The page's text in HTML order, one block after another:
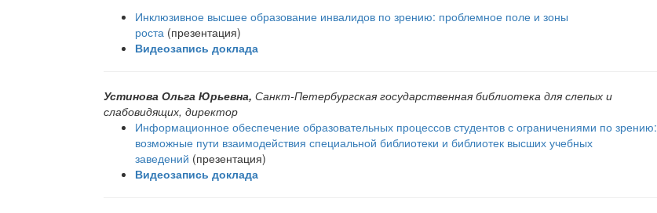
Инклюзивное высшее образование инвалидов по зрению: проблемное поле и зоны
роста (презентация)
Видеозапись доклада
Устинова Ольга Юрьевна, Санкт-Петербургская государственная библиотека для слепых и
слабовидящих, директор
Информационное обеспечение образовательных процессов студентов с ограничениями по зрению:
возможные пути взаимодействия специальной библиотеки и библиотек высших учебных
заведений (презентация)
Видеозапись доклада